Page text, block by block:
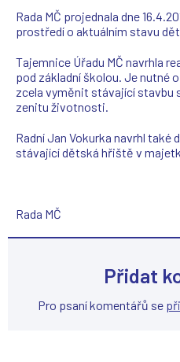
Rada MČ projednala dne
prostředí o aktuálním stavu
Tajemnice Úřadu MČ navrhla
pod základní školou. Je nutné
zcela vyměnit stávající stavbu
zenitu životnosti.
Radní Jan Vokurka navrhl také
stávající dětská hřiště v
Rada MČ
Přidat
Pro psaní komentářů se